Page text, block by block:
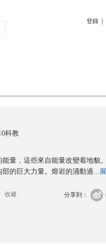
登錄
科教
量，這些來自能量改變着地貌
的巨大力量。熔岩的涌動過...
分享到：
收藏